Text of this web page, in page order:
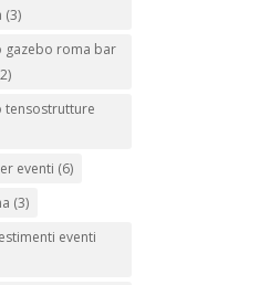
(3)
gazebo roma bar
tensostrutture
eventi (6)
(3)
eventi